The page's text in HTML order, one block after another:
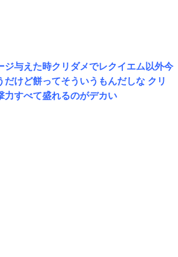
ジ与えた時クリダメでレクイエム以外今
だけど餅ってそういうもんだしな クリ
力すべて盛れるのがデカい